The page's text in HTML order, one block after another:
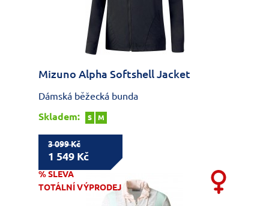
Mizuno Alpha Softshell Jacket
Dámská běžecká bunda
Skladem:
S M
3 099 Kč
1 549 Kč
% SLEVA
TOTÁLNÍ VÝPRODEJ